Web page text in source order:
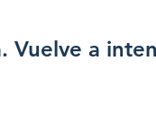
Vuelve a